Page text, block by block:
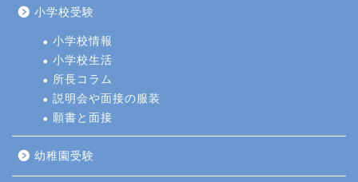
小学校受験
小学校情報
小学校生活
所長コラム
説明会や面接の服装
願書と面接
幼稚園受験